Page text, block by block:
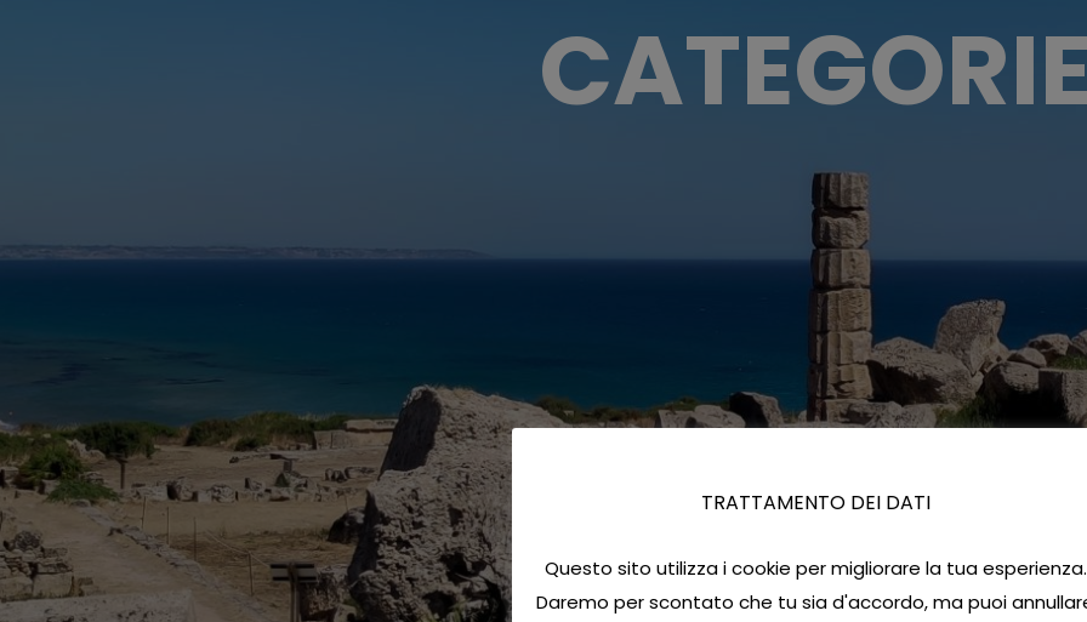
TRATTAMENTO DEI DATI
Questo sito utilizza i cookie per migliorare la tua esperienza.
Daremo per scontato che tu sia d'accordo, ma puoi